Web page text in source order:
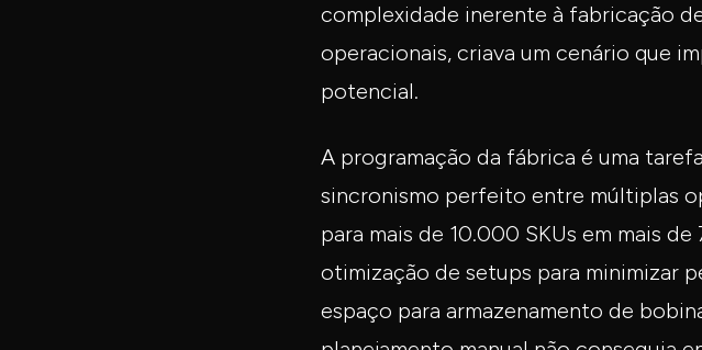
complexidade inerente à fabricação
operacionais, criava um cenário que
potencial.
A programação da fábrica é uma
sincronismo perfeito entre múltiplas
para mais de 10.000 SKUs em mais
otimização de setups para minimizar
espaço para armazenamento de